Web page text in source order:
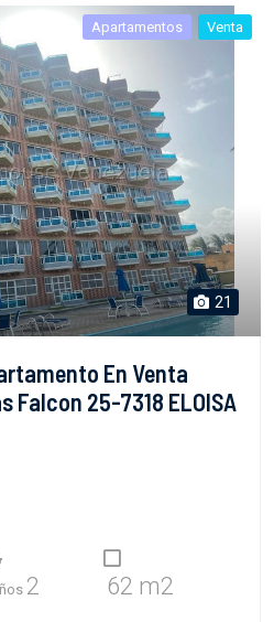
Apartamentos Venta
21
En Venta
Falcon 25-7318 ELOISA
2 62 m2